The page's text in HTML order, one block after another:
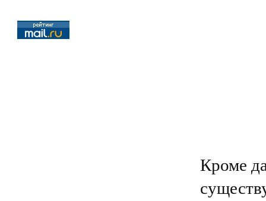
Кроме